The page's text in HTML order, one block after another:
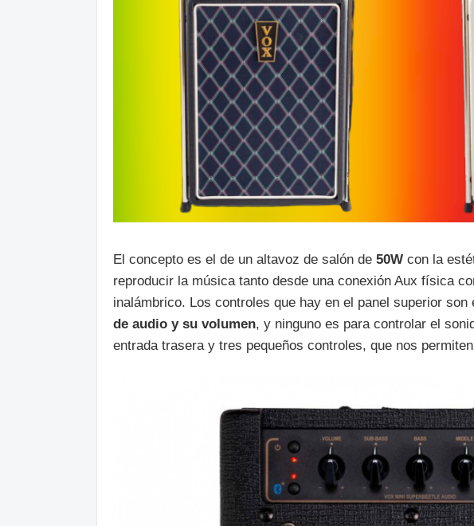
El concepto es el de un altavoz de salón de 50W con la
reproducir la música tanto desde una conexión Aux física
inalámbrico. Los controles que hay en el panel superior son
de audio y su volumen, y ninguno es para controlar el
entrada trasera y tres pequeños controles, que nos